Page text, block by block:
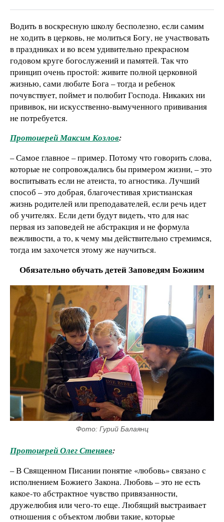
Водить в воскресную школу бесполезно, если самим
не ходить в церковь, не молиться Богу, не участвовать
в праздниках и во всем удивительно прекрасном
годовом круге богослужений и памятей. Так что
принцип очень простой: живите полной церковной
жизнью, сами любите Бога – тогда и ребенок
почувствует, поймет и полюбит Господа. Никаких ни
прививок, ни искусственно-вымученного прививания
не потребуется.
Протоиерей Максим Козлов:
– Самое главное – пример. Потому что говорить слова,
которые не сопровождались бы примером жизни, – это
воспитывать если не атеиста, то агностика. Лучший
способ – это добрая, благочестивая христианская
жизнь родителей или преподавателей, если речь идет
об учителях. Если дети будут видеть, что для нас
первая из заповедей не абстракция и не формула
вежливости, а то, к чему мы действительно стремимся,
тогда им захочется этому же научиться.
Обязательно обучать детей Заповедям Божиим
Фото: Гурий Балаянц
Протоиерей Олег Стеняев:
– В Священном Писании понятие «любовь» связано с
исполнением Божиего Закона. Любовь – это не есть
какое-то абстрактное чувство привязанности,
дружелюбия или чего-то еще. Любящий выстраивает
отношения с объектом любви такие, которые